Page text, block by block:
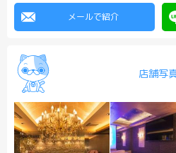
メールで紹介
店舗写